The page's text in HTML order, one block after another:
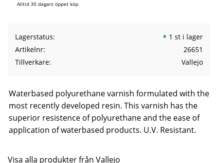
Alltid 30 dagars öppet köp
Lagerstatus
1 st i lager
Artikelnr
26651
Tillverkare
Vallejo
Waterbased polyurethane varnish formulated with the
most recently developed resin. This varnish has the
superior resistence of polyurethane and the ease of
application of waterbased products. U.V. Resistant.
Visa alla produkter från Vallejo